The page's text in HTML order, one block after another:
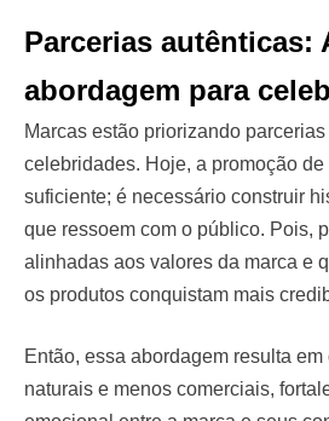
Parcerias autênticas:
abordagem para
Marcas estão priorizando
celebridades. Hoje, a promoção
suficiente; é necessário construir
que ressoem com o público. Pois,
alinhadas aos valores da marca e
os produtos conquistam mais
Então, essa abordagem resulta
naturais e menos comerciais,